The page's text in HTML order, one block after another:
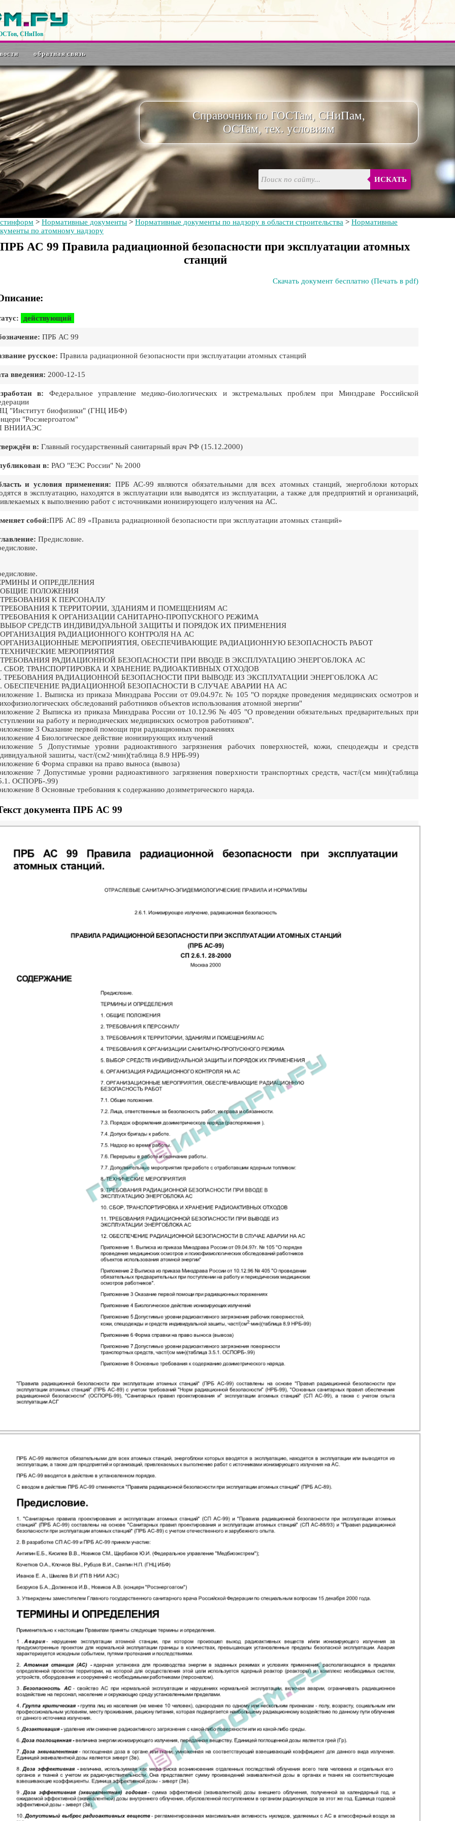
СНиПов
обратная связь
Справочник по ГОСТам, СНиПам,
ОСТам, тех. условиям
ИСКАТЬ
> Нормативные документы > Нормативные документы по надзору в области строительства > Нормативные
по атомному надзору
ПРБ АС 99 Правила радиационной безопасности при эксплуатации атомных
станций
Скачать документ бесплатно (Печать в pdf)
действующий
ПРБ АС 99
русское: Правила радиационной безопасности при эксплуатации атомных станций
введения: 2000-12-15
в: Федеральное управление медико-биологических и экстремальных проблем при Минздраве Российской
"Институт биофизики" (ГНЦ ИБФ)
"Росэнергоатом"
ВНИИАЭС
в: Главный государственный санитарный врач РФ (15.12.2000)
в: РАО "ЕЭС России" № 2000
и условия применения: ПРБ АС-99 являются обязательными для всех атомных станций, энергоблоки которых
в эксплуатацию, находятся в эксплуатации или выводятся из эксплуатации, а также для предприятий и организаций,
к выполнению работ с источниками ионизирующего излучения на АС.
собой:ПРБ АС 89 «Правила радиационной безопасности при эксплуатации атомных станций»
Предисловие.
И ОПРЕДЕЛЕНИЯ
ОБЩИЕ ПОЛОЖЕНИЯ
ТРЕБОВАНИЯ К ПЕРСОНАЛУ
ТРЕБОВАНИЯ К ТЕРРИТОРИИ, ЗДАНИЯМ И ПОМЕЩЕНИЯМ АС
ТРЕБОВАНИЯ К ОРГАНИЗАЦИИ САНИТАРНО-ПРОПУСКНОГО РЕЖИМА
ВЫБОР СРЕДСТВ ИНДИВИДУАЛЬНОЙ ЗАЩИТЫ И ПОРЯДОК ИХ ПРИМЕНЕНИЯ
ОРГАНИЗАЦИЯ РАДИАЦИОННОГО КОНТРОЛЯ НА АС
ОРГАНИЗАЦИОННЫЕ МЕРОПРИЯТИЯ, ОБЕСПЕЧИВАЮЩИЕ РАДИАЦИОННУЮ БЕЗОПАСНОСТЬ РАБОТ
ТЕХНИЧЕСКИЕ МЕРОПРИЯТИЯ
ТРЕБОВАНИЯ РАДИАЦИОННОЙ БЕЗОПАСНОСТИ ПРИ ВВОДЕ В ЭКСПЛУАТАЦИЮ ЭНЕРГОБЛОКА АС
СБОР, ТРАНСПОРТИРОВКА И ХРАНЕНИЕ РАДИОАКТИВНЫХ ОТХОДОВ
ТРЕБОВАНИЯ РАДИАЦИОННОЙ БЕЗОПАСНОСТИ ПРИ ВЫВОДЕ ИЗ ЭКСПЛУАТАЦИИ ЭНЕРГОБЛОКА АС
ОБЕСПЕЧЕНИЕ РАДИАЦИОННОЙ БЕЗОПАСНОСТИ В СЛУЧАЕ АВАРИИ НА АС
1. Выписка из приказа Минздрава России от 09.04.97г. № 105 "О порядке проведения медицинских осмотров и
обследований работников объектов использования атомной энергии"
2 Выписка из приказа Минздрава России от 10.12.96 № 405 "О проведении обязательных предварительных при
на работу и периодических медицинских осмотров работников".
3 Оказание первой помощи при радиационных поражениях
4 Биологическое действие ионизирующих излучений
5 Допустимые уровни радиоактивного загрязнения рабочих поверхностей, кожи, спецодежды и средств
зашиты, част/(см2·мин)(таблица 8.9 НРБ-99)
6 Форма справки на право выноса (вывоза)
7 Допустимые уровни радиоактивного загрязнения поверхности транспортных средств, част/(см мин)(таблица
ОСПОРБ-.99)
8 Основные требования к содержанию дозиметрического наряда.
документа ПРБ АС 99